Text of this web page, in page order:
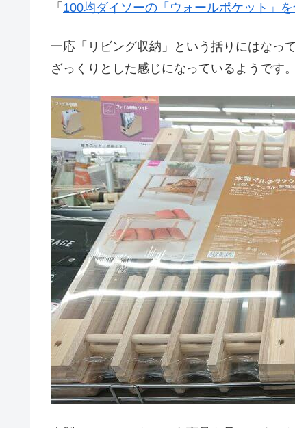
「 100均ダイソーの「ウォールポケット」を
一応「リビング収納」という括りにはなっ
ざっくりとした感じになっているようです。